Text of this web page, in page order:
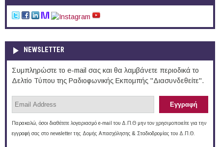
NEWSLETTER
Συμπληρώστε το e-mail σας και θα λαμβάνετε περιοδικά το
Δελτίο Τύπου της Ραδιοφωνικής Εκπομπής "Διασυνδεθείτε".
Παρακαλώ, όσοι διαθέτετε λογαριασμό e-mail του Δ.Π.Θ μην τον χρησιμοποιείτε για την
εγγραφή σας στο newsletter της Δομής Απασχόλησης & Σταδιοδρομίας του Δ.Π.Θ.